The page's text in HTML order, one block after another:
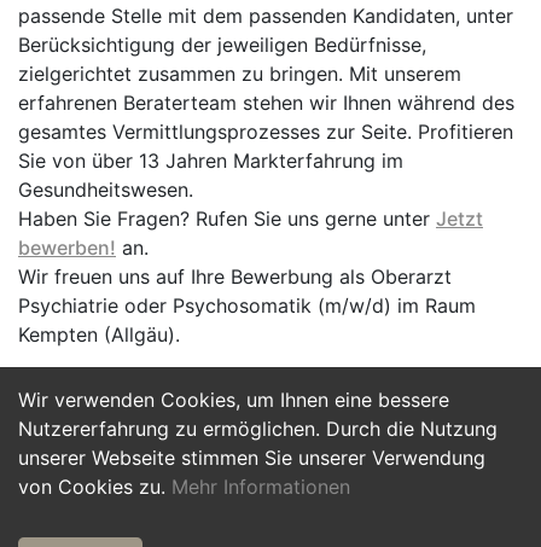
Wir verwenden Cookies, um Ihnen eine bessere
Nutzererfahrung zu ermöglichen. Durch die Nutzung
unserer Webseite stimmen Sie unserer Verwendung
von Cookies zu. Mehr Informationen
passende Stelle mit dem passenden Kandidaten, unter
Berücksichtigung der jeweiligen Bedürfnisse,
zielgerichtet zusammen zu bringen. Mit unserem
erfahrenen Beraterteam stehen wir Ihnen während des
gesamtes Vermittlungsprozesses zur Seite. Profitieren
Sie von über 13 Jahren Markterfahrung im
Gesundheitswesen.
Haben Sie Fragen? Rufen Sie uns gerne unter Jetzt
bewerben! an.
Wir freuen uns auf Ihre Bewerbung als Oberarzt
Psychiatrie oder Psychosomatik (m/w/d) im Raum
Kempten (Allgäu).
Jetzt Bewerben